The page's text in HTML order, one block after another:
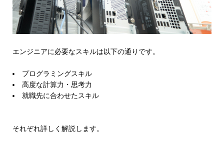
エンジニアに必要なスキルは以下の通りです。
プログラミングスキル
高度な計算力・思考力
就職先に合わせたスキル
それぞれ詳しく解説します。